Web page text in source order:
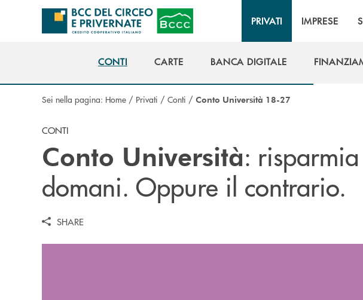
Salta al contenuto principale
PRIVATI IMPRESE
CONTI
CARTE
BANCA DIGITALE
Sei nella pagina: Home / Privati / Conti / Conto Università 18-27
CONTI
Conto Università:
domani. Oppure il contrario.
SHARE